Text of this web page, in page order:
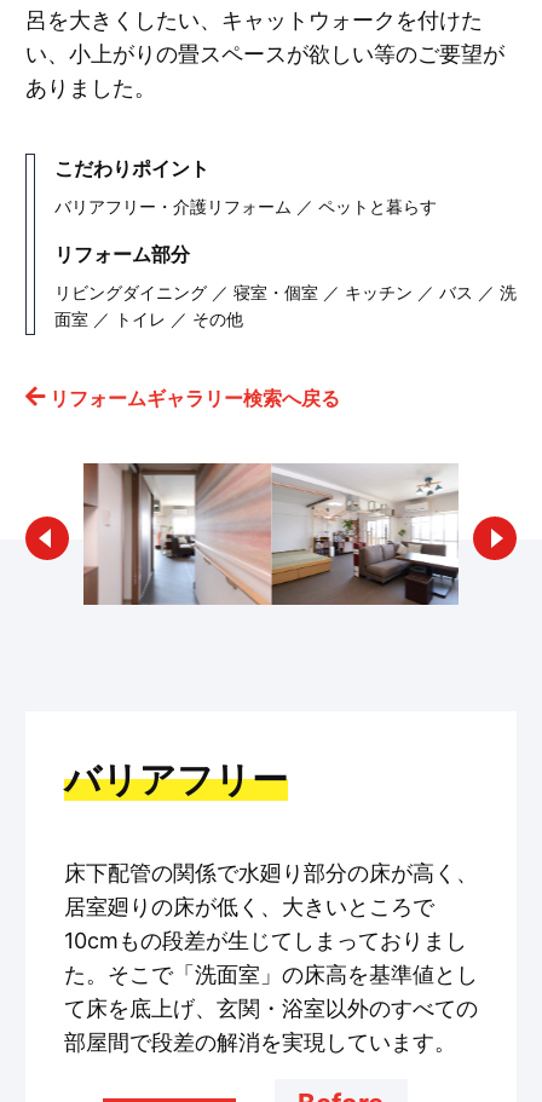
呂を大きくしたい、キャットウォークを付けた
い、小上がりの畳スペースが欲しい等のご要望が
ありました。
こだわりポイント
バリアフリー・介護リフォーム ／ ペットと暮らす
リフォーム部分
リビングダイニング ／ 寝室・個室 ／ キッチン ／ バス ／ 洗
面室 ／ トイレ ／ その他
リフォームギャラリー検索へ戻る
バリアフリー
床下配管の関係で水廻り部分の床が高く、
居室廻りの床が低く、大きいところで
10cmもの段差が生じてしまっておりまし
た。そこで「洗面室」の床高を基準値とし
て床を底上げ、玄関・浴室以外のすべての
部屋間で段差の解消を実現しています。